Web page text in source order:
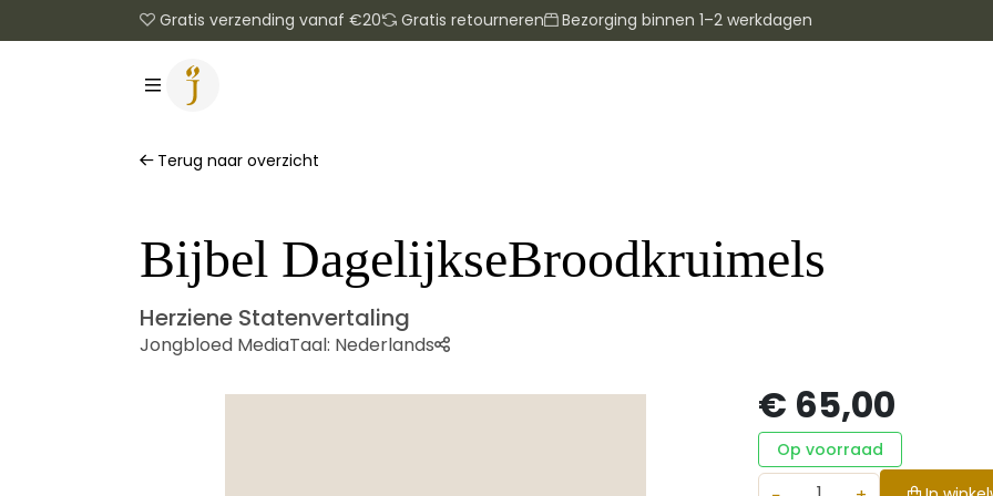
Gratis verzending vanaf €20 Gratis retourneren Bezorging binnen 1–2 werkdagen
Terug naar overzicht
Bijbel DagelijkseBroodkruimels
Herziene Statenvertaling
Jongbloed MediaTaal: Nederlands
€ 65,00
Op voorraad